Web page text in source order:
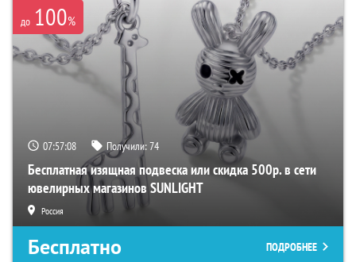
до 100%
07:57:06 Получили:74
Бесплатная изящная подвеска или скидка 500р. в сети
ювелирных магазинов SUNLIGHT
Россия
Бесплатно ПОДРОБНЕЕ